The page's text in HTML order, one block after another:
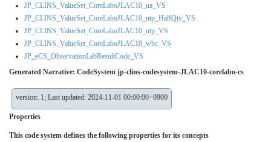
JP_CLINS_ValueSet_CoreLaboJLAC10_ua_VS
JP_CLINS_ValueSet_CoreLaboJLAC10_utp_HalfQty_VS
JP_CLINS_ValueSet_CoreLaboJLAC10_utp_VS
JP_CLINS_ValueSet_CoreLaboJLAC10_wbc_VS
JP_eCS_ObservationLabResultCode_VS
Generated Narrative: CodeSystem jp-clins-codesystem-JLAC10-corelabo-cs
version: 1; Last updated: 2024-11-01 00:00:00+0900
Properties
This code system defines the following properties for its concepts